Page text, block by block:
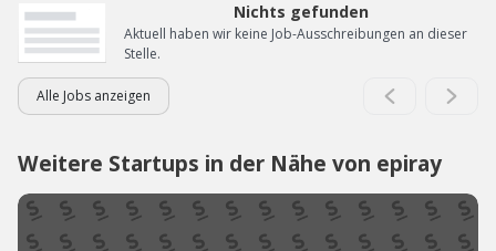
Nichts gefunden
Aktuell haben wir keine Job-Ausschreibungen an dieser
Stelle.
Alle Jobs anzeigen
Weitere Startups in der Nähe von epiray